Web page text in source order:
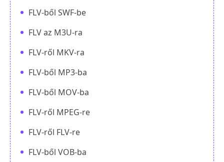
FLV-ből SWF-be
FLV az M3U-ra
FLV-ről MKV-ra
FLV-ből MP3-ba
FLV-ből MOV-ba
FLV-ről MPEG-re
FLV-ről FLV-re
FLV-ből VOB-ba